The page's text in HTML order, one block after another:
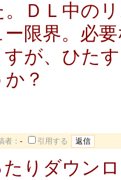
。ＤＬ中の
限界。必
すが、ひた
？
者： - 引用する
りダウン